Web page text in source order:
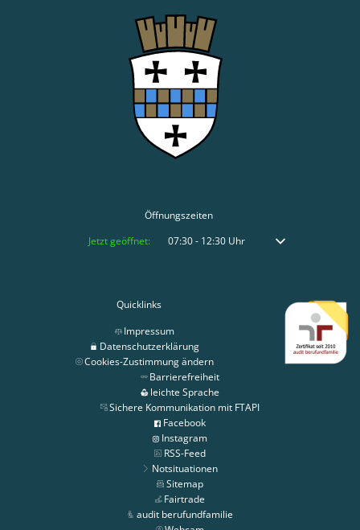
Öffnungszeiten
Klicken, um weitere Öffnungs- oder Schließzeiten auszublenden
Jetzt geöffnet: 07:30- 12:30Uhr Von 07:30 bis 12:30
Quicklinks
Impressum
Datenschutzerklärung
Cookies-Zustimmung ändern
Barrierefreiheit
leichte Sprache
Sichere Kommunikation mit FTAPI
Facebook
Instagram
RSS-Feed
Notsituationen
Sitemap
Fairtrade
audit berufundfamilie